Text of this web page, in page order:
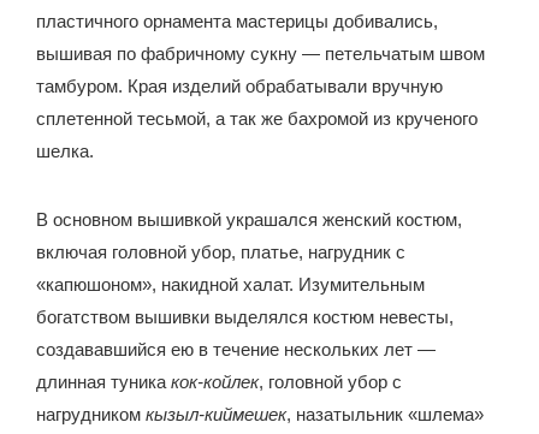
пластичного орнамента мастерицы добивались,
вышивая по фабричному сукну — петельчатым швом
тамбуром. Края изделий обрабатывали вручную
сплетенной тесьмой, а так же бахромой из крученого
шелка.
В основном вышивкой украшался женский костюм,
включая головной убор, платье, нагрудник с
«капюшоном», накидной халат. Изумительным
богатством вышивки выделялся костюм невесты,
создававшийся ею в течение нескольких лет —
длинная туника кок-койлек, головной убор с
нагрудником кызыл-киймешек, назатыльник «шлема»